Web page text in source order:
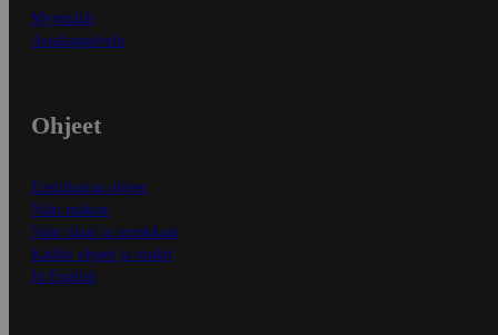
Myymälät
Asiakaspalvelu
Ohjeet
Ensitilaajan ohjeet
Näin maksat
Näin tilaat ja muokkaat
Kaikki ohjeet ja vinkit
In English